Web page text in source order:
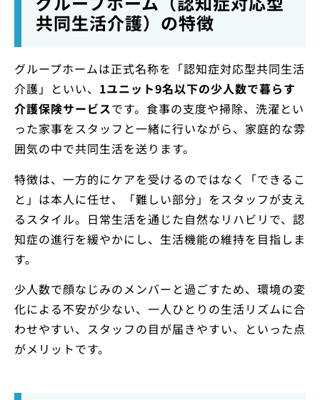
共同生活介護）の特徴
グループホームは正式名称を「認知症対応型共同生活
介護」といい、 1ユニット9名以下の少人数で暮らす
介護保険サービスです。食事の支度や掃除、洗濯とい
った家事をスタッフと一緒に行いながら、家庭的な雰
囲気の中で共同生活を送ります。
特徴は、一方的にケアを受けるのではなく「できるこ
と」は本人に任せ、「難しい部分」をスタッフが支え
るスタイル。日常生活を通じた自然なリハビリで、認
知症の進行を緩やかにし、生活機能の維持を目指しま
す。
少人数で顔なじみのメンバーと過ごすため、環境の変
化による不安が少ない、一人ひとりの生活リズムに合
わせやすい、スタッフの目が届きやすい、といった点
がメリットです。